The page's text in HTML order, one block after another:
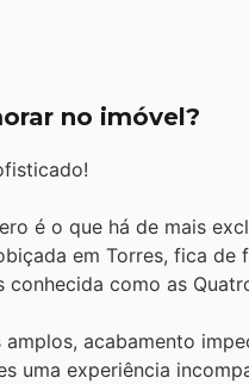
no imóvel?
é o que há de mais
em Torres, fica de
conhecida como as
acabamento
uma experiência